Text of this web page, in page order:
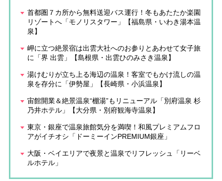
首都圏７カ所から無料送迎バス運行！冬もあたたか楽園
リゾートへ「モノリスタワー」【福島県・いわき湯本温
泉】
岬に立つ絶景宿は出雲大社へのお参りとあわせて女子旅
に「界 出雲」【島根県・出雲ひのみさき温泉】
湯けむりが立ち上る海辺の温泉！客室でもかけ流しの温
泉を存分に「伊勢屋」【長崎県・小浜温泉】
宙館開業＆絶景温泉“棚湯”もリニューアル「別府温泉 杉
乃井ホテル」【大分県・別府観海寺温泉】
東京・銀座で温泉旅館気分を満喫！和風プレミアムフロ
アがイチオシ「ドーミーインPREMIUM銀座」
大阪・ベイエリアで夜景と温泉でリフレッシュ「リーベ
ルホテル」